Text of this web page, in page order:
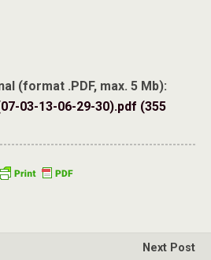
(format .PDF, max. 5 Mb):
03-13-06-29-30).pdf (355
Next Post